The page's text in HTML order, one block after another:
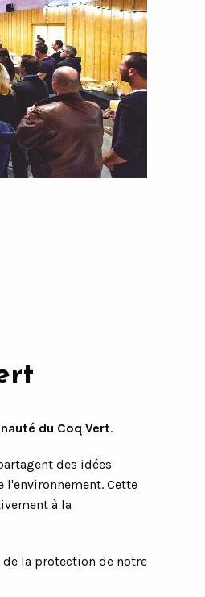
du Coq Vert.
des idées
Cette
à la
la protection de notre